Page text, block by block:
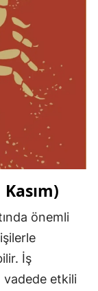
önemli
İş
vadede etkili